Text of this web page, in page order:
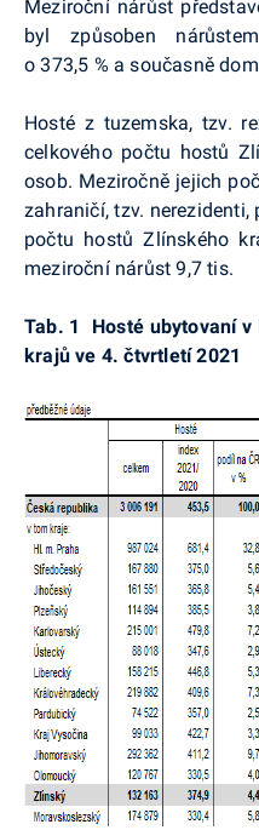
Meziroční nárůst
byl způsoben
o 373,5 % a současně
Hosté z tuzemska, tzv.
celkového počtu hostů
osob. Meziročně jejich
zahraničí, tzv. nerezidenti,
počtu hostů Zlínského
meziroční nárůst 9,7 tis.
Tab. 1 Hosté ubytovaní v
krajů ve 4. čtvrtletí 2021